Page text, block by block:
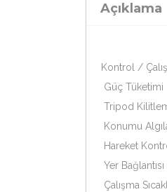
Açıklama
Kontrol /
Güç Tüketimi
Tripod
Konumu
Hareket
Yer Bağlantısı
Çalışma